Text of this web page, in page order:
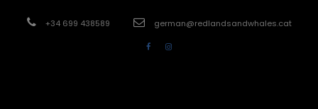
+34 699 438589 german@redlandsandwhales.cat